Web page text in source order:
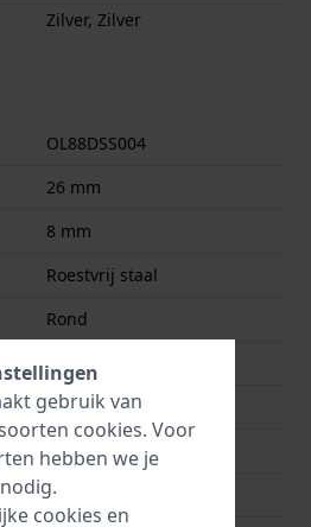
Zilver, Zilver
OL88DSS004
26 mm
8 mm
Roestvrij staal
Rond
Zilver
Roestvrij staal
Klikkast
Mineraal
gebruik van
cookies. Voor
hebben we je
cookies en